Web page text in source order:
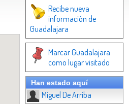
Recibe nueva
información de
Guadalajara
Marcar Guadalajara
como lugar visitado
Han estado aquí
Miguel De Arriba